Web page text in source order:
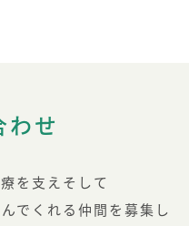
わせ
を支えそして
でくれる仲間を募集し